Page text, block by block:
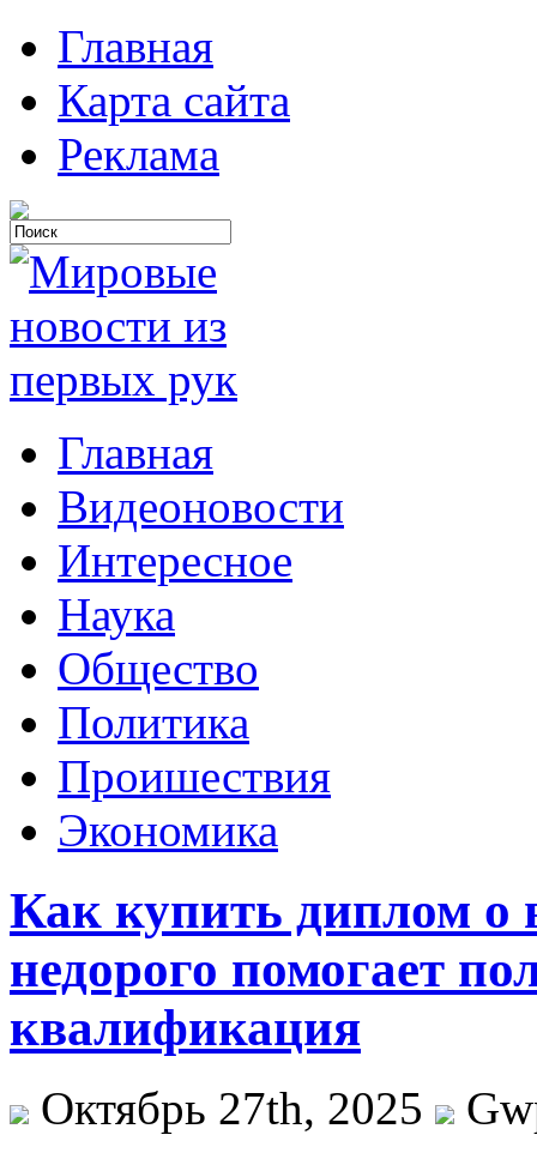
Главная
Карта сайта
Реклама
Главная
Видеоновости
Интересное
Наука
Общество
Политика
Проишествия
Экономика
Как купить диплом о
недорого помогает
квалификация
Октябрь 27th, 2025